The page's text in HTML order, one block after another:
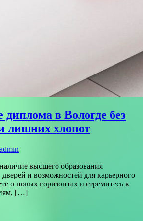
диплома в Вологде без
лишних хлопот
admin
высшего образования
и возможностей для карьерного
о новых горизонтах и стремитесь к
[…]